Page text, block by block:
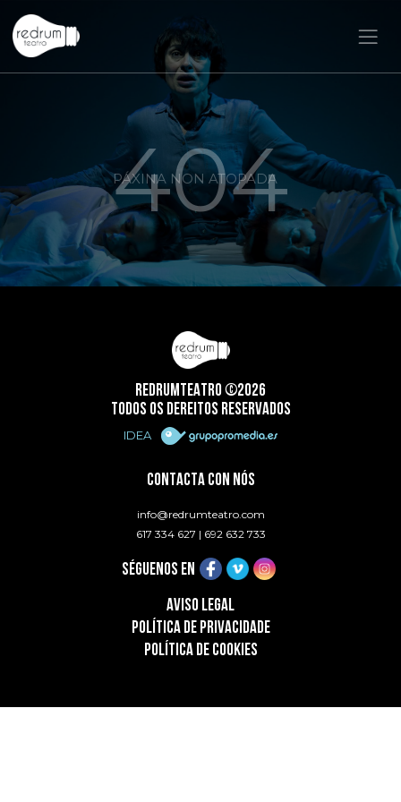
PÁXINA NON ATOPADA
404
REDRUMTEATRO ©2026
TODOS OS DEREITOS RESERVADOS
IDEA
CONTACTA CON NÓS
info@redrumteatro.com
617 334 627 | 692 632 733
SÉGUENOS EN
AVISO LEGAL
POLÍTICA DE PRIVACIDADE
POLÍTICA DE COOKIES